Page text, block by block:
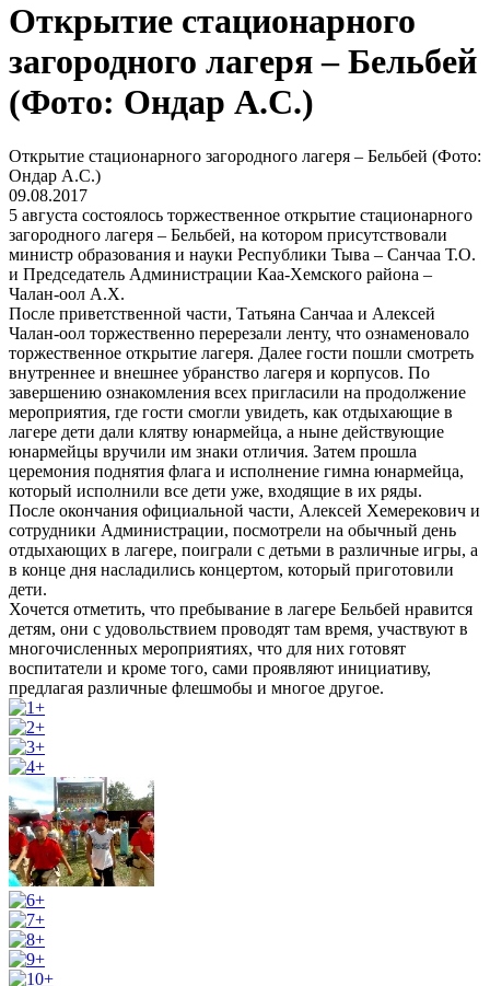
Открытие стационарного
загородного лагеря – Бельбей
(Фото: Ондар А.С.)
Открытие стационарного загородного лагеря – Бельбей (Фото:
Ондар А.С.)
09.08.2017
5 августа состоялось торжественное открытие стационарного
загородного лагеря – Бельбей, на котором присутствовали
министр образования и науки Республики Тыва – Санчаа Т.О.
и Председатель Администрации Каа-Хемского района –
Чалан-оол А.Х.
После приветственной части, Татьяна Санчаа и Алексей
Чалан-оол торжественно перерезали ленту, что ознаменовало
торжественное открытие лагеря. Далее гости пошли смотреть
внутреннее и внешнее убранство лагеря и корпусов. По
завершению ознакомления всех пригласили на продолжение
мероприятия, где гости смогли увидеть, как отдыхающие в
лагере дети дали клятву юнармейца, а ныне действующие
юнармейцы вручили им знаки отличия. Затем прошла
церемония поднятия флага и исполнение гимна юнармейца,
который исполнили все дети уже, входящие в их ряды.
После окончания официальной части, Алексей Хемерекович и
сотрудники Администрации, посмотрели на обычный день
отдыхающих в лагере, поиграли с детьми в различные игры, а
в конце дня насладились концертом, который приготовили
дети.
Хочется отметить, что пребывание в лагере Бельбей нравится
детям, они с удовольствием проводят там время, участвуют в
многочисленных мероприятиях, что для них готовят
воспитатели и кроме того, сами проявляют инициативу,
предлагая различные флешмобы и многое другое.